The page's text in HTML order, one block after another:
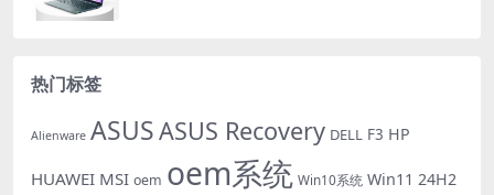
热门标签
Alienware ASUSASUS Recovery DELL F3 HP
HUAWEI MSI oem oem系统 Win10系统 Win11 24H2